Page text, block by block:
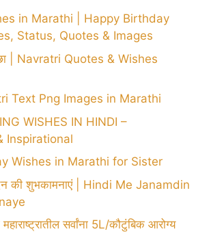
in Marathi | Happy Birthday
Status, Quotes & Images
| Navratri Quotes & Wishes
Text Png Images in Marathi
WISHES IN HINDI –
Inspirational
Wishes in Marathi for Sister
की शुभकामनाएं | Hindi Me Janamdin
सर्वांना 5L/कौटुंबिक आरोग्य